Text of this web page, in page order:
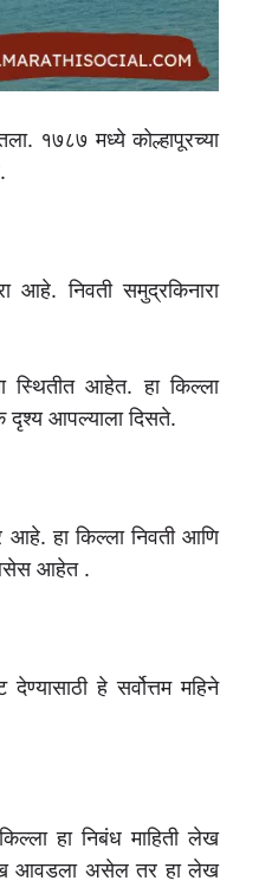
१७८७ मध्ये कोल्हापूरच्या
आहे. निवती समुद्रकिनारा
स्थितीत आहेत. हा किल्ला
दृश्य आपल्याला दिसते.
हा किल्ला निवती आणि
बसेस आहेत .
हे सर्वोत्तम महिने
हा निबंध माहिती लेख
आवडला असेल तर हा लेख